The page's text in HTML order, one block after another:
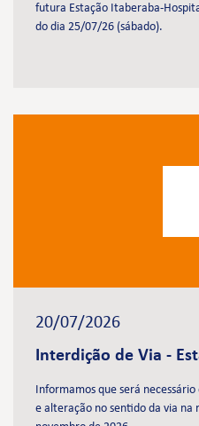
futura Estação Itaberaba-
do dia 25/07/26 (sábado).
20/07/2026
Interdição de Via -
Informamos que será
e alteração no sentido da via na